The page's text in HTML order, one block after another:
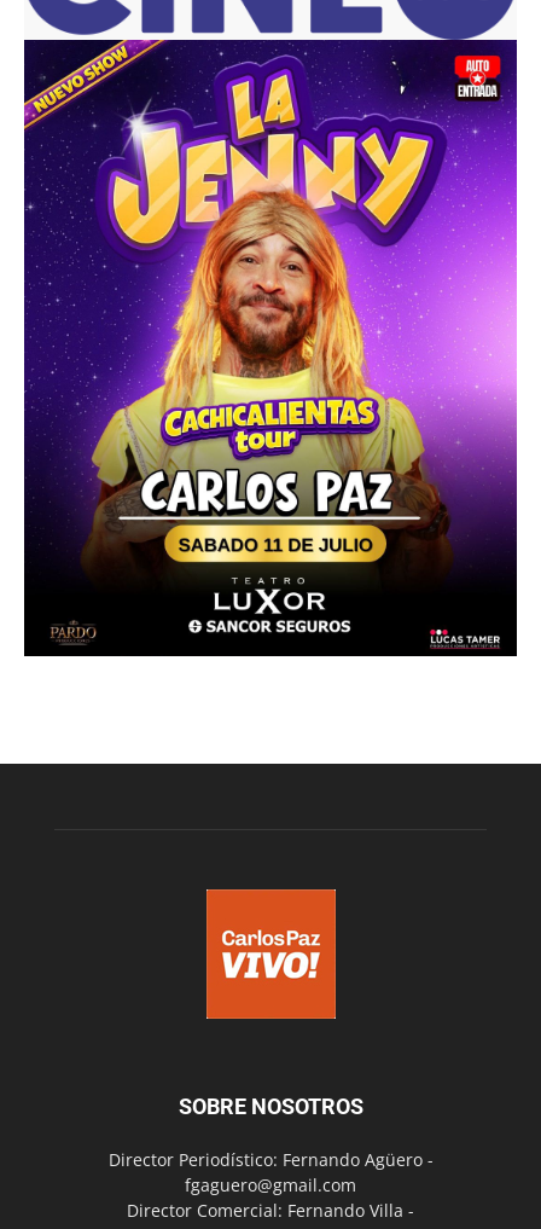
SOBRE NOSOTROS
Director Periodístico: Fernando Agüero -
fgaguero@gmail.com
Director Comercial: Fernando Villa -